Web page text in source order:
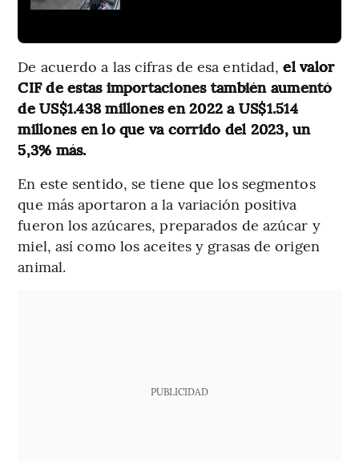
De acuerdo a las cifras de esa entidad,el valor
CIF de estas importaciones también aumentó
de US$1.438 millones en 2022 a US$1.514
millones en lo que va corrido del 2023, un
5,3% más.
En este sentido, se tiene que los segmentos
que más aportaron a la variación positiva
fueron los azúcares, preparados de azúcar y
miel, así como los aceites y grasas de origen
animal.
PUBLICIDAD